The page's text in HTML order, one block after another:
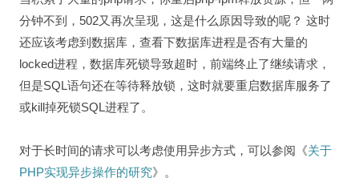
分钟不到，502又再次呈现，这是什么原因导致的呢？ 这时
还应该考虑到数据库，查看下数据库进程是否有大量的
locked进程，数据库死锁导致超时，前端终止了继续请求，
但是SQL语句还在等待释放锁，这时就要重启数据库服务了
或kill掉死锁SQL进程了。
对于长时间的请求可以考虑使用异步方式，可以参阅《关于
PHP实现异步操作的研究》。